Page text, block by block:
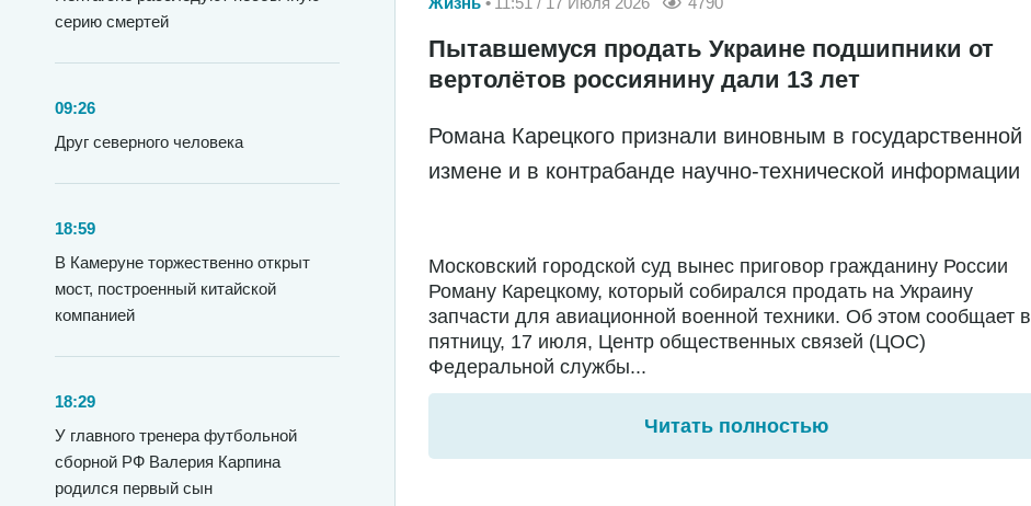
серию смертей
09:26
Друг северного человека
18:59
В Камеруне торжественно открыт
мост, построенный китайской
компанией
18:29
У главного тренера футбольной
сборной РФ Валерия Карпина
родился первый сын
Пытавшемуся продать Украине подшипники от
вертолётов россиянину дали 13 лет
Романа Карецкого признали виновным в государственной
измене и в контрабанде научно-технической информации
Московский городской суд вынес приговор гражданину России
Роману Карецкому, который собирался продать на Украину
запчасти для авиационной военной техники. Об этом сообщает в
пятницу, 17 июля, Центр общественных связей (ЦОС)
Федеральной службы...
Читать полностью